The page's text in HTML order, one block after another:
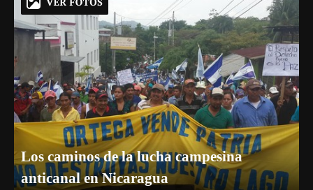
Los caminos de la lucha campesina
anticanal en Nicaragua